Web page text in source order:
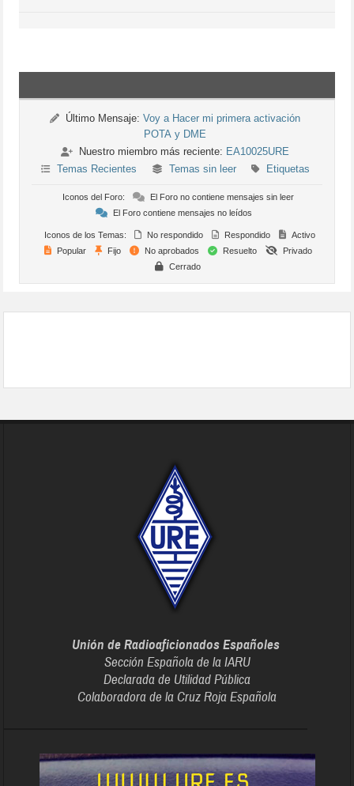
Último Mensaje: Voy a Hacer mi primera activación
POTA y DME
Nuestro miembro más reciente: EA10025URE
Temas Recientes
Temas sin leer Etiquetas
Iconos del Foro:
El Foro no contiene mensajes sin leer
El Foro contiene mensajes no leídos
Iconos de los Temas: No respondido Respondido
Activo
Popular
Fijo No aprobados Resuelto
Privado
Cerrado
Unión de Radioaficionados Españoles
Sección Española de la IARU
Declarada de Utilidad Pública
Colaboradora de la Cruz Roja Española